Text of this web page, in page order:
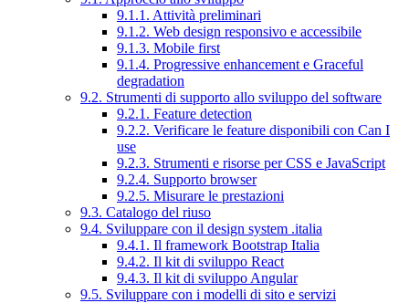
9.1.1. Attività preliminari
9.1.2. Web design responsivo e accessibile
9.1.3. Mobile first
9.1.4. Progressive enhancement e Graceful
degradation
9.2. Strumenti di supporto allo sviluppo del software
9.2.1. Feature detection
9.2.2. Verificare le feature disponibili con Can I
use
9.2.3. Strumenti e risorse per CSS e JavaScript
9.2.4. Supporto browser
9.2.5. Misurare le prestazioni
9.3. Catalogo del riuso
9.4. Sviluppare con il design system .italia
9.4.1. Il framework Bootstrap Italia
9.4.2. Il kit di sviluppo React
9.4.3. Il kit di sviluppo Angular
9.5. Sviluppare con i modelli di sito e servizi